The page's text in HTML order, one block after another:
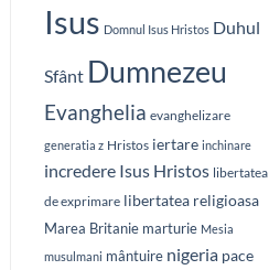
Isus Domnul Isus Hristos Duhul
Sfânt Dumnezeu
Evanghelia evanghelizare
generatia z Hristos iertare inchinare
incredere Isus Hristos libertatea
de exprimare libertatea religioasa
Marea Britanie marturie Mesia
musulmani mântuire nigeria pace